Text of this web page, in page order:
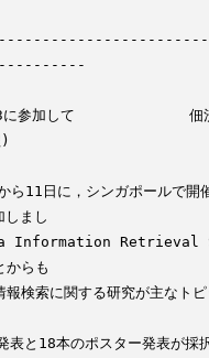
に参加して             佃
ら11日に，シンガポールで開
まし
Information
からも
報検索に関する研究が主なト
表と18本のポスター発表が採